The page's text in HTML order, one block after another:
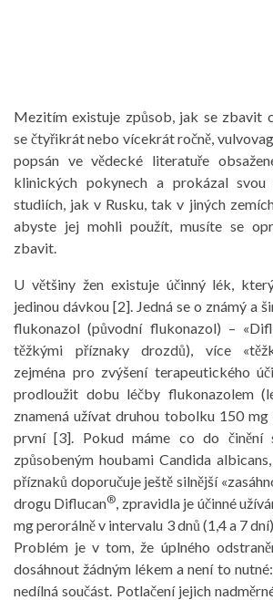
Mezitím existuje způsob, jak se zbavit
se čtyřikrát nebo vícekrát ročně,
popsán ve vědecké literatuře
klinických pokynech a prokázal svou
studiích, jak v Rusku, tak v jiných
abyste jej mohli použít, musíte se
zbavit.
U většiny žen existuje účinný lék,
jedinou dávkou [2]. Jedná se o známý a
flukonazol (původní flukonazol) –
těžkými příznaky drozdů), více
zejména pro zvýšení terapeutického
prodloužit dobu léčby flukonazolem
znamená užívat druhou tobolku 150
první [3]. Pokud máme co do činění
způsobeným houbami Candida
příznaků doporučuje ještě silnější
drogu Diflucan®, zpravidla je účinné
mg perorálně v intervalu 3 dnů (1,4 a 7
Problém je v tom, že úplného
dosáhnout žádným lékem a není to
nedílná součást. Potlačení jejich